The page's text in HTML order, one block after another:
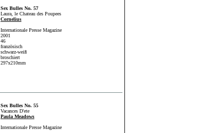
Sex Bulles No. 57
Laura, le Chateau des Poupees
Cornelius
Internationale Presse Magazine
2001
46
französisch
schwarz-weiß
broschiert
297x210mm
Sex Bulles No. 55
Vacances D'ete
Paula Meadows
Internationale Presse Magazine